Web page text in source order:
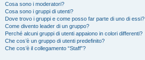
Cosa sono i moderatori?
Cosa sono i gruppi di utenti?
Dove trovo i gruppi e come posso far parte di uno di essi?
Come divento leader di un gruppo?
Perché alcuni gruppi di utenti appaiono in colori differenti?
Che cos’è un gruppo di utenti predefinito?
Che cos’è il collegamento “Staff”?